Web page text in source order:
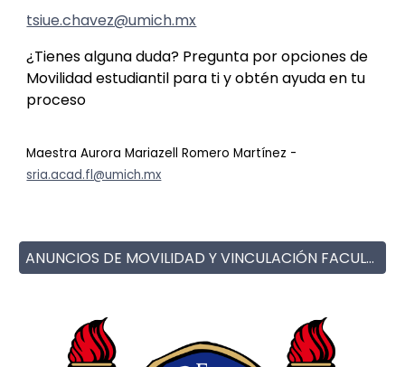
tsiue.chavez@umich.mx
¿Tienes alguna duda? Pregunta por opciones de
Movilidad estudiantil para ti y obtén ayuda en tu
proceso
Maestra Aurora Mariazell Romero Martínez -
sria.acad.fl@umich.mx
ANUNCIOS DE MOVILIDAD Y VINCULACIÓN FACULTAD DE LETRAS